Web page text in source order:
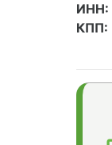
ИНН:
КПП: